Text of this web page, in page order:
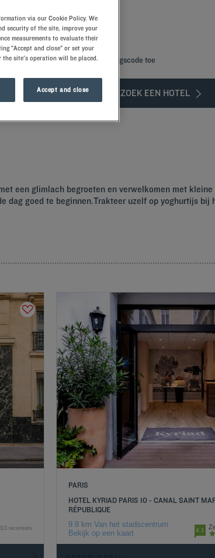
ZOEK EEN HOTEL
Voeg kortingscode toe
vanuit uw Kyriad hotel.
een glimlach begroeten en verwelkomen met
dag goed te beginnen.Trakteer uzelf op yoghurtijs
recensies
PARIS
HOTEL KYRIAD PARIS 10 - CANAL SAINT
RÉPUBLIQUE
9.8 km Van het stadscentrum
Bekijk op een kaart
4.1
via our Cookie Policy. We
security of the site, improve your
measurements to evaluate their
"Accept and close" or set your
the site's operation will be placed.
Accept and close